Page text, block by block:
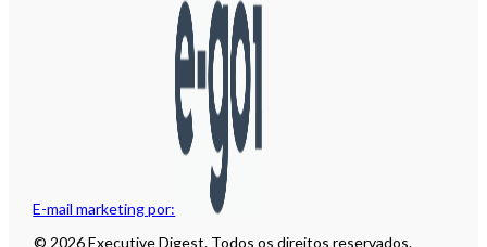
E-mail marketing por:
© 2026 Executive Digest. Todos os direitos reservados.